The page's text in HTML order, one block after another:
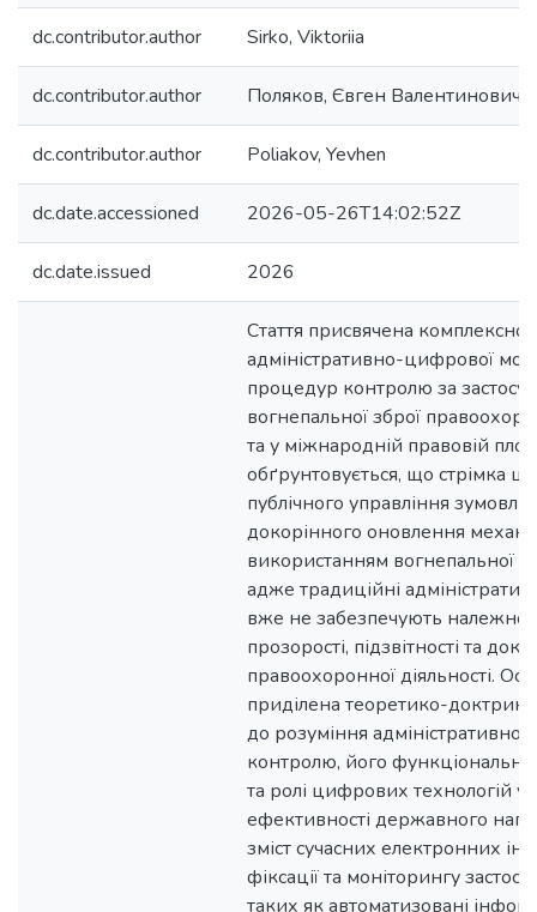
dc.contributor.author Sirko, Viktoriia
dc.contributor.author Поляков, Євген Валентинович
dc.contributor.author Poliakov, Yevhen
dc.date.accessioned 2026-05-26T14:02:52Z
dc.date.issued 2026
Стаття присвячена
адміністративно-цифрової
процедур контролю за
вогнепальної зброї
та у міжнародній правовій
обґрунтовується, що стрімка
публічного управління
докорінного оновлення
використанням вогнепальної й
адже традиційні
вже не забезпечують
прозорості, підзвітності та
правоохоронної діяльності.
приділена теоретико-
до розуміння
контролю, його
та ролі цифрових технологій у
ефективності державного
зміст сучасних електронних
фіксації та моніторингу
таких як автоматизовані